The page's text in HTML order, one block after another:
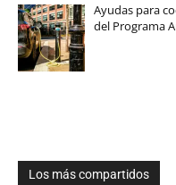
Ayudas para
del Programa
Los más compartidos